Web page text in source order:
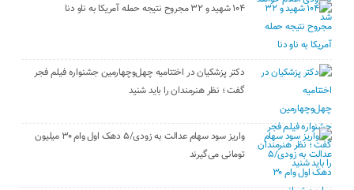
۱۰۴ شهید و ۳۲ مجروح نتیجه حمله آمریکا به ناو دنا
دکتر پزشکیان در اختتامیه چهل‌وچهارمین جشنواره فیلم فجر
گفت ؛ نظر هنرمندان را باید شنید
واریز سود سهام عدالت به زودی/۵ دهک اول وام ۳۰ میلیون
تومانی می‌گیرند